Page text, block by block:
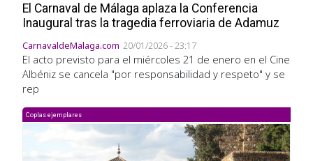
El Carnaval de Málaga aplaza la Conferencia
Inaugural tras la tragedia ferroviaria de Adamuz
CarnavaldeMalaga.com 20/01/2026 - 23:17
El acto previsto para el miércoles 21 de enero en el Cine
Albéniz se cancela "por responsabilidad y respeto" y se
rep
Coplas ejemplares